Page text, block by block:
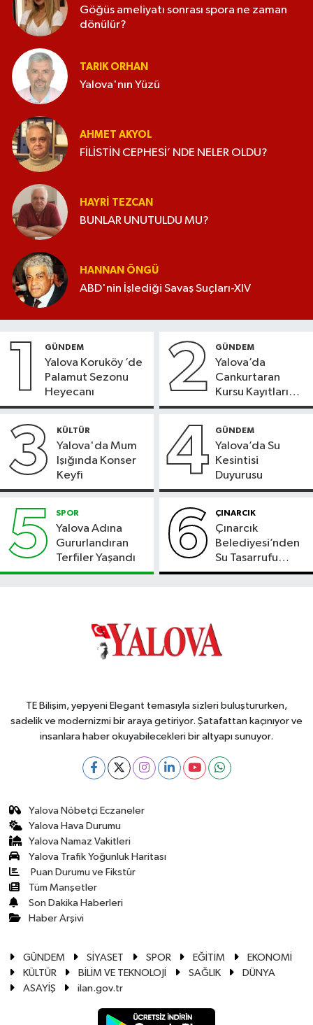
Göğüs ameliyatı sonrası spora ne zaman
dönülür?
TARIK ORHAN
Yalova'nın Yüzü
AHMET AKYOL
FİLİSTİN CEPHESİ’ NDE NELER OLDU?
HAYRI TEZCAN
BUNLAR UNUTULDU MU?
HANNAN ÖNGÜ
ABD'nin İşlediği Savaş Suçları-XIV
1 GÜNDEM
Yalova Koruköy ’de
Palamut Sezonu
Heyecanı
2 GÜNDEM
Yalova’da
Cankurtaran
Kursu Kayıtları
Başladı
3 KÜLTÜR
Yalova'da Mum
Işığında Konser
Keyfi
4 GÜNDEM
Yalova’da Su
Kesintisi
Duyurusu
5 SPOR
Yalova Adına
Gururlandıran
Terfiler Yaşandı
6 ÇINARCIK
Çınarcık
Belediyesi’nden
Su Tasarrufu
Çağrısı
TE Bilişim, yepyeni Elegant temasıyla sizleri buluştururken,
sadelik ve modernizmi bir araya getiriyor. Şatafattan kaçınıyor ve
insanlara haber okuyabilecekleri bir altyapı sunuyor.
Yalova Nöbetçi Eczaneler
Yalova Hava Durumu
Yalova Namaz Vakitleri
Yalova Trafik Yoğunluk Haritası
Puan Durumu ve Fikstür
Tüm Manşetler
Son Dakika Haberleri
Haber Arşivi
GÜNDEM SİYASET SPOR EĞİTİM
EKONOMİ
KÜLTÜR
BİLİM VE TEKNOLOJİ SAĞLIK
DÜNYA
ASAYİŞ
ilan.gov.tr